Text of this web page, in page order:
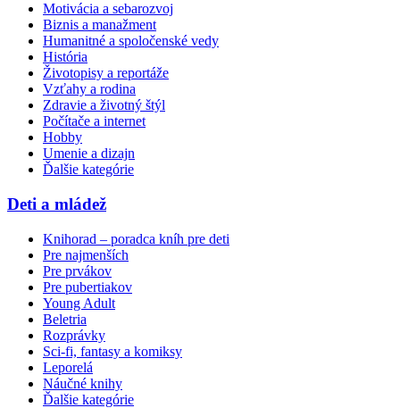
Motivácia a sebarozvoj
Biznis a manažment
Humanitné a spoločenské vedy
História
Životopisy a reportáže
Vzťahy a rodina
Zdravie a životný štýl
Počítače a internet
Hobby
Umenie a dizajn
Ďalšie kategórie
Deti a mládež
Knihorad – poradca kníh pre deti
Pre najmenších
Pre prvákov
Pre pubertiakov
Young Adult
Beletria
Rozprávky
Sci-fi, fantasy a komiksy
Leporelá
Náučné knihy
Ďalšie kategórie